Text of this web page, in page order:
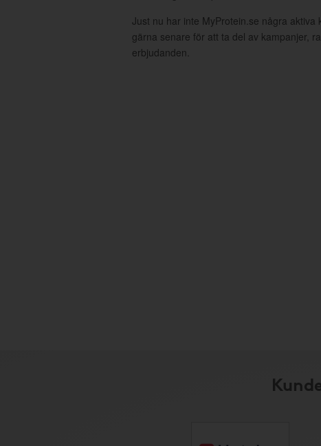
Just nu har inte MyProtein.se några aktiva
gärna senare för att ta del av kampanjer,
erbjudanden.